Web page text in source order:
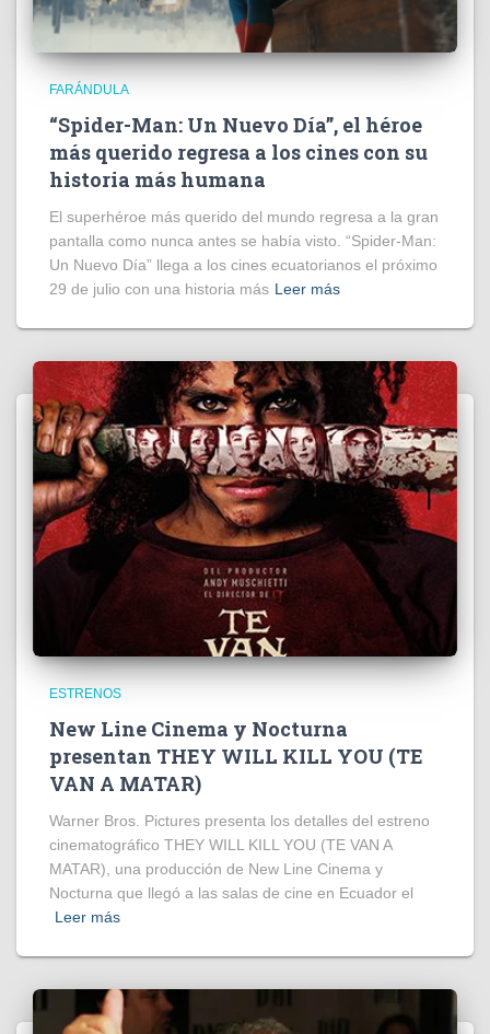
FARÁNDULA
“Spider-Man: Un Nuevo Día”, el héroe
más querido regresa a los cines con su
historia más humana
El superhéroe más querido del mundo regresa a la gran
pantalla como nunca antes se había visto. “Spider-Man:
Un Nuevo Día” llega a los cines ecuatorianos el próximo
29 de julio con una historia más Leer más
ESTRENOS
New Line Cinema y Nocturna
presentan THEY WILL KILL YOU (TE
VAN A MATAR)
Warner Bros. Pictures presenta los detalles del estreno
cinematográfico THEY WILL KILL YOU (TE VAN A
MATAR), una producción de New Line Cinema y
Nocturna que llegó a las salas de cine en Ecuador el
Leer más